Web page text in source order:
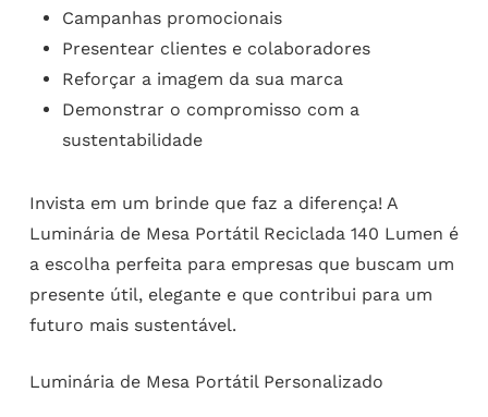
Campanhas promocionais
Presentear clientes e colaboradores
Reforçar a imagem da sua marca
Demonstrar o compromisso com a
sustentabilidade
Invista em um brinde que faz a diferença! A
Luminária de Mesa Portátil Reciclada 140 Lumen é
a escolha perfeita para empresas que buscam um
presente útil, elegante e que contribui para um
futuro mais sustentável.
Luminária de Mesa Portátil Personalizado